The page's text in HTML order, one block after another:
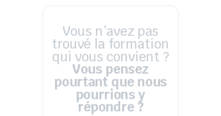
Vous n’avez pas
trouvé la formation
qui vous convient ?
Vous pensez
pourtant que nous
pourrions y
répondre ?